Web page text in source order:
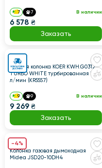
7 7 В наличии
6 578 ₴
Заказать
Газовая колонка KOER KWH.G0312
TURBO WHITE турбированная 12
л/мин (KR5557)
9 9 В наличии
9 269 ₴
Заказать
-4%
Колонка газовая дымоходная
Midea JSD20-10DH4